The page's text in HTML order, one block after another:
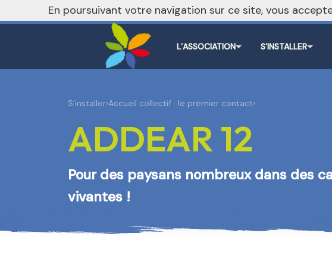
L’ASSOCIATION S’INSTALLER
nivo_2026: 1
S’installer›Accueil collectif : le premier contact›
ADDEAR 12
Pour des paysans nombreux dans des
vivantes !
En poursuivant votre navigation sur ce site, vous